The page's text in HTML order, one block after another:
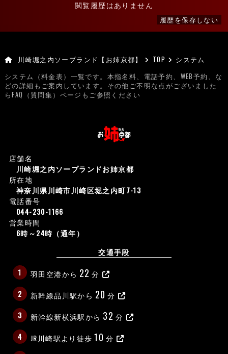
閲覧履歴はありません
履歴を保存しない
川崎堀之内ソープランド【お姉京都】 TOP
システム
システム（料金表）一覧です。本指名料、電話予約、WEB予約、な
どの詳細もご案内しています。その他ご不明な点がございました
らFAQ（質問集）ページもご参照ください
店舗名
川崎堀之内ソープランドお姉京都
所在地
神奈川県川崎市川崎区堀之内町7-13
電話番号
044-230-1166
営業時間
6時～24時（通年）
交通手段
1
羽田空港から 22 分
2
新幹線品川駅から 20 分
3
新幹線新横浜駅から 32 分
4
JR川崎駅より徒歩 10 分